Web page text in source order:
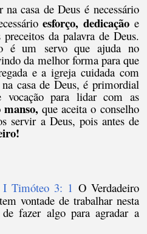
na casa de Deus é necessário
esforço, dedicação e
da palavra de Deus.
é um servo que ajuda no
da melhor forma para que
e a igreja cuidada com
casa de Deus, é primordial
vocação para lidar com as
que aceita o conselho
servir a Deus, pois antes de
I Timóteo 3: 1 O Verdadeiro
vontade de trabalhar nesta
fazer algo para agradar a